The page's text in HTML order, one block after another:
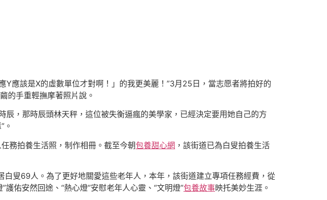
應該是X的虛數單位才對啊！」的我更美麗！”3月25日，當志愿者將拍好的
的手重輕撫摩著照片說。
，那時辰頭林天秤，這位被失衡逼瘋的美學家，已經決定要用她自己的方
。
務拍養生活照，制作相冊。截至今朝包養甜心網 ，該街道已為白叟拍養生活
叟69人。為了更好地關愛這些老年人，本年，該街道建立專項任務經費，從
佑安然回途、“熱心燈”安慰老年人心靈、“文明燈”包養故事映托美妙生涯。